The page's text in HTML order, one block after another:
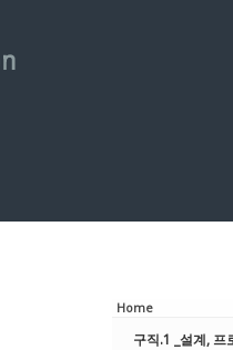
Home
구직.1 _설계, 프